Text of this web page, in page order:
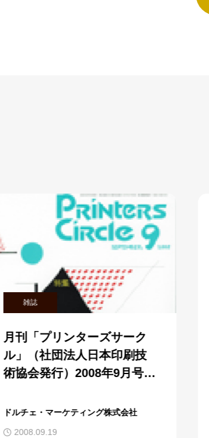
雑誌
月刊「プリンターズサーク
ル」（社団法人日本印刷技
術協会発行）2008年9月号が
ドルチェ・マーケティング株式会社
2008.09.19